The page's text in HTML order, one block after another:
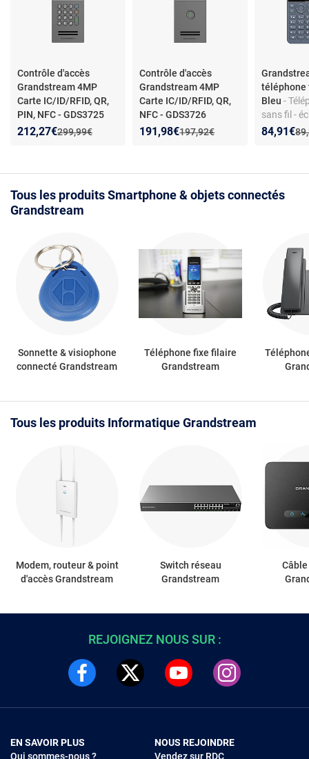
Contrôle d'accès
Grandstream 4MP
Carte IC/ID/RFID, QR,
PIN, NFC - GDS3725
Ancien prix :
299,99€
Nouveau prix :
212,27€
Réduction de :
Contrôle d'accès
Grandstream 4MP
Carte IC/ID/RFID, QR,
NFC - GDS3726
Ancien prix :
197,92€
Nouveau prix :
191,98€
Réduction de :
téléphone
Bleu -
sans fil -
Bluetooth
Nouveau
84,91€
Tous les produits Smartphone & objets connectés
Grandstream
Sonnette & visiophone
connecté Grandstream
Téléphone fixe filaire
Grandstream
Tous les produits Informatique Grandstream
Modem, routeur & point
d'accès Grandstream
Switch réseau
Grandstream
REJOIGNEZ NOUS SUR :
EN SAVOIR PLUS
Qui sommes-nous ?
NOUS REJOINDRE
Vendez sur RDC